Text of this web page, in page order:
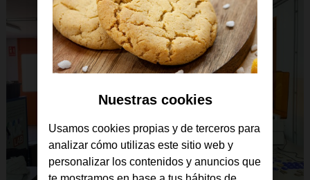
Nuestras cookies
Usamos cookies propias y de terceros para
analizar cómo utilizas este sitio web y
personalizar los contenidos y anuncios que